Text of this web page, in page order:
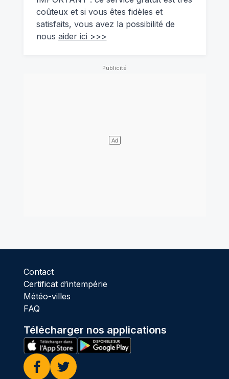
coûteux et si vous êtes fidèles et
satisfaits, vous avez la possibilité de
nous aider ici >>>
Contact
Certificat d’intempérie
Météo-villes
FAQ
Télécharger nos applications